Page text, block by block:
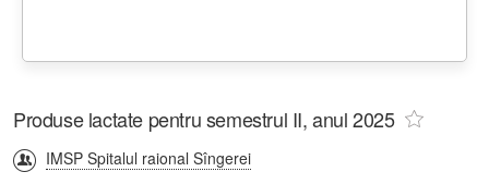
Produse lactate pentru semestrul II, anul 2025
IMSP Spitalul raional Sîngerei